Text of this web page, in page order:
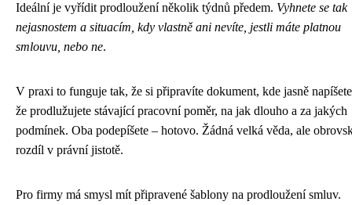
Ideální je vyřídit prodloužení několik týdnů předem. Vyhnete se tak
nejasnostem a situacím, kdy vlastně ani nevíte, jestli máte platnou
smlouvu, nebo ne.
V praxi to funguje tak, že si připravíte dokument, kde jasně
že prodlužujete stávající pracovní poměr, na jak dlouho a za jakých
podmínek. Oba podepíšete – hotovo. Žádná velká věda, ale
rozdíl v právní jistotě.
Pro firmy má smysl mít připravené šablony na prodloužení smluv.